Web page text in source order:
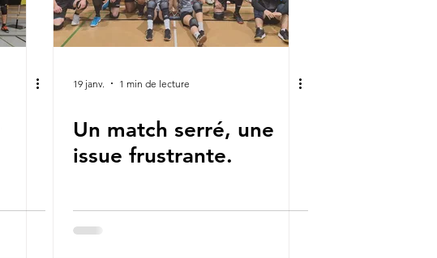
19 janv. 1 min de lecture
Un match serré, une
issue frustrante.